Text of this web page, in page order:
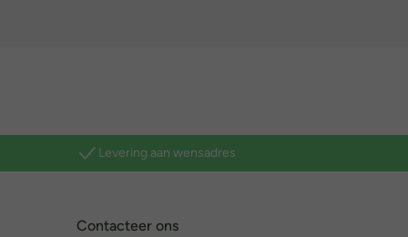
Levering aan wensadres
Contacteer ons